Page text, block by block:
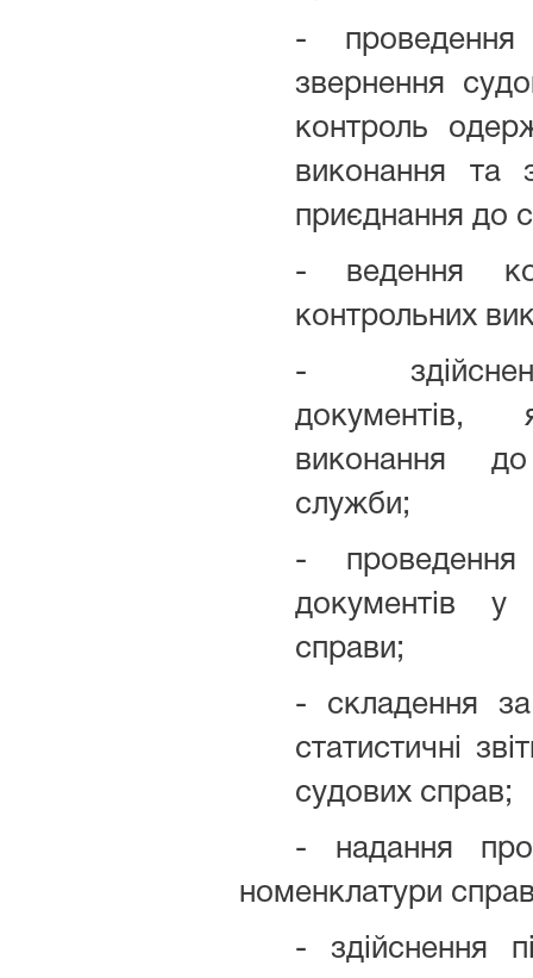
-
звернення
контроль
виконання та
приєднання до
- ведення
контрольних
-
виконання
служби;
- проведення
документів у
справи;
- складення
статистичні
судових справ;
- надання
номенклатури
- здійснення